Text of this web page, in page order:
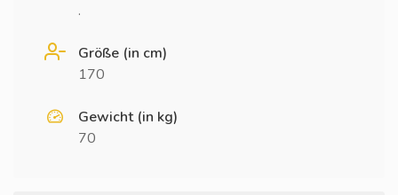
.
Größe (in cm)
170
Gewicht (in kg)
70